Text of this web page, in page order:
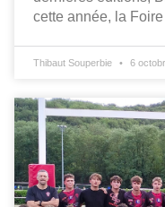
cette année, la
Thibaut Souperbie 6